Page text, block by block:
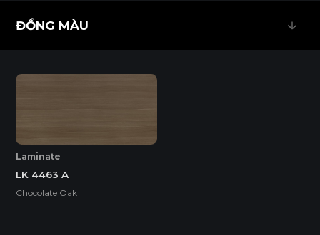
Test/ ISO 12460-1).
ĐỒNG MÀU
Laminate
LK 4463 A
Chocolate Oak